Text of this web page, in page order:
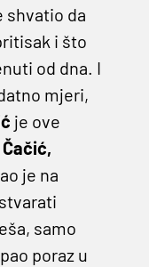
shvatio da
i što
od dna. I
mjeri,
je ove
je na
samo
poraz u